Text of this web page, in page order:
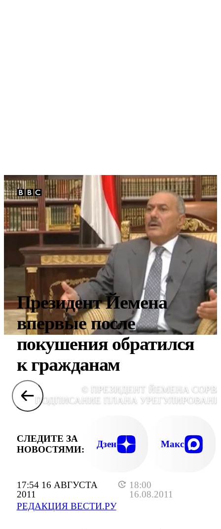
17:54 16 АВГУСТА
2011
18:00
16.08.2011
РЕДАКЦИЯ ВЕСТИ.РУ
Президент Йемена
впервые после
покушения обратился
к гражданам
© ПРЕЗИДЕНТ ЙЕМЕНА
ПОДПИСАНИЕ ПЛАНА
СЛЕДИТЕ ЗА
НОВОСТЯМИ:
Дзен Макс